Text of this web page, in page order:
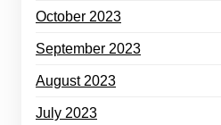
October 2023
September 2023
August 2023
July 2023